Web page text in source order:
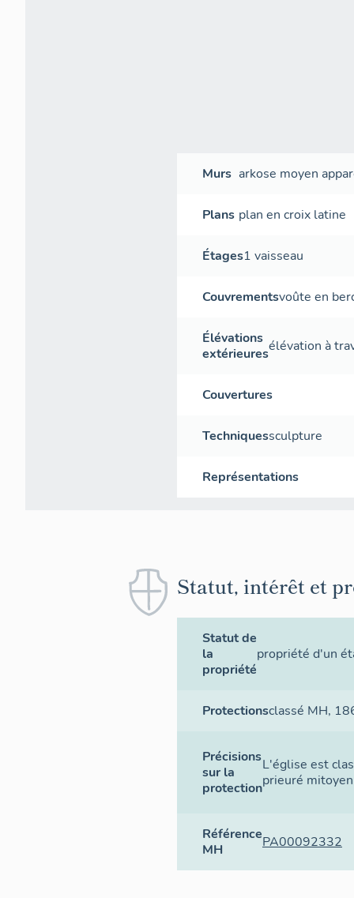
Murs arkose moyen
Plans plan en croix latine
Étages1 vaisseau
Couvrementsvoûte en
Élévations
extérieuresélévation à
Couvertures
Techniquessculpture
Représentations
Statut, intérêt et
Statut de
la
propriété
propriété d'un
Protectionsclassé MH,
Précisions
sur la
protection
L'église est
prieuré
Référence
MH
PA00092332